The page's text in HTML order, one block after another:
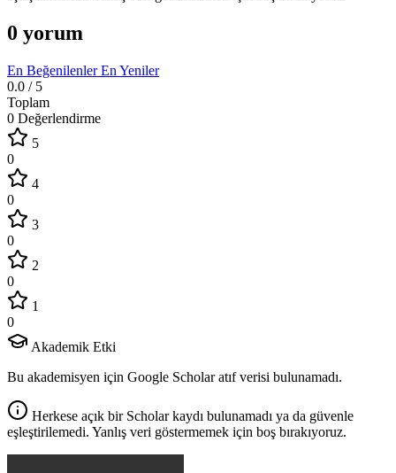
0 yorum
En BeğenilenlerEn Yeniler
0.0 / 5
Toplam
0 Değerlendirme
5
0
4
0
3
0
2
0
1
0
Akademik Etki
Bu akademisyen için Google Scholar atıf verisi bulunamadı.
Herkese açık bir Scholar kaydı bulunamadı ya da güvenle
eşleştirilemedi. Yanlış veri göstermemek için boş bırakıyoruz.